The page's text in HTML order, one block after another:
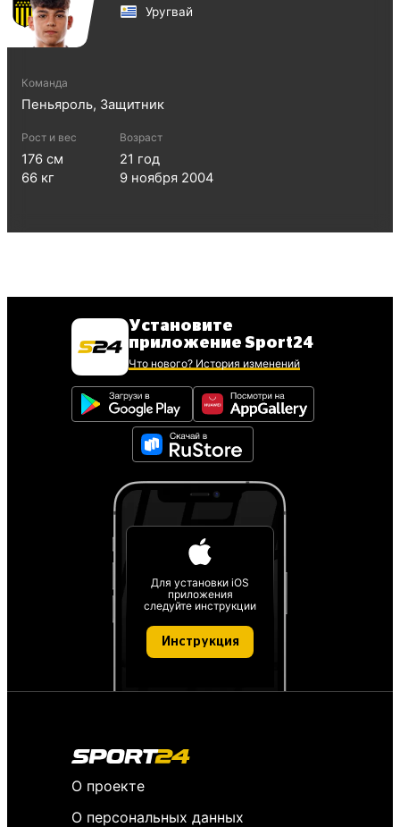
Уругвай
Команда
Пеньяроль, Защитник
Рост и вес
176 см
66 кг
Возраст
21 год
9 ноября 2004
Установите
приложение Sport24
Что нового? История изменений
Для установки iOS
приложения
следуйте инструкции
Инструкция
О проекте
О персональных данных